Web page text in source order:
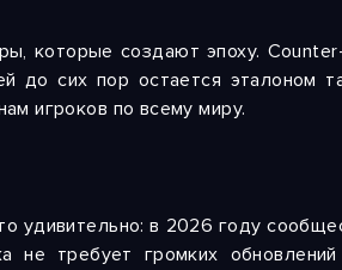
которые создают эпоху.
до сих пор остается эталоном
игроков по всему миру.
удивительно: в 2026 году
не требует громких